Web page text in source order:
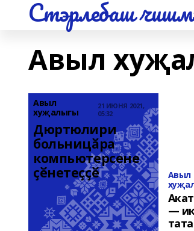
Стэрлебаш
Авыл
Авыл
хуҗалыгы
21 ИЮНЯ 2021,
05:32
Дюртюлири
больницӑра
компьютерсене
ҫӗнетеҫҫӗ
Авыл
—